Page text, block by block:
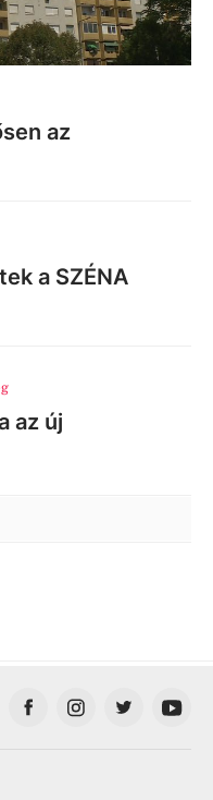
az
a SZÉNA
az új